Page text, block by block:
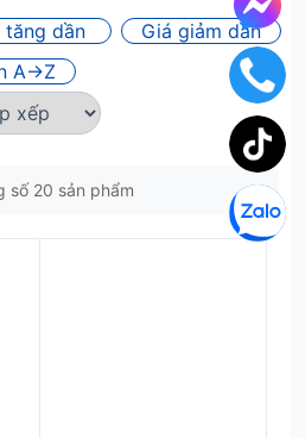
tăng dần
Giá giảm dần
A->Z
số 20 sản phẩm